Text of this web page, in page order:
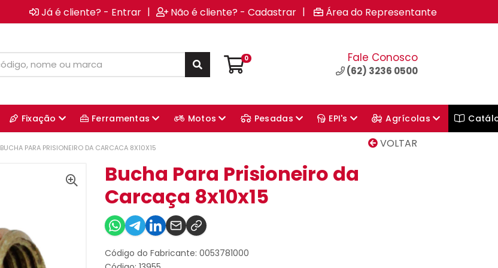
Já é cliente? - Entrar | Não é cliente? - Cadastrar | Área do Representante
0 Fale Conosco
(62) 3236 0500
Fixação Ferramentas Motos Pesadas EPI's Agrícolas
VOLTAR
BUCHA PARA PRISIONEIRO DA CARCACA 8X10X15
Bucha Para Prisioneiro da
Carcaça 8x10x15
Código do Fabricante: 0053781000